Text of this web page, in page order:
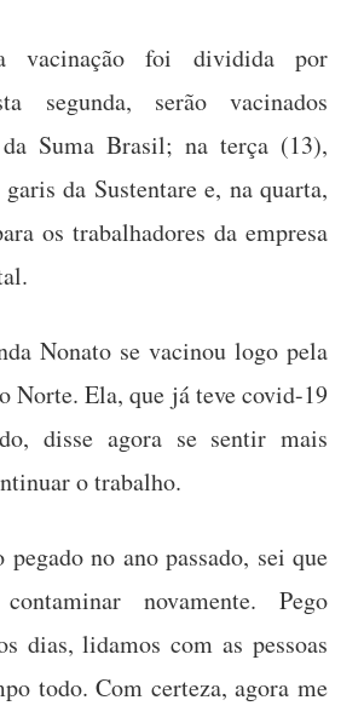
vacinação foi dividida por
segunda, serão vacinados
da Suma Brasil; na terça (13),
da Sustentare e, na quarta,
os trabalhadores da empresa
Nonato se vacinou logo pela
Norte. Ela, que já teve covid-19
disse agora se sentir mais
o trabalho.
pegado no ano passado, sei que
novamente. Pego
dias, lidamos com as pessoas
todo. Com certeza, agora me